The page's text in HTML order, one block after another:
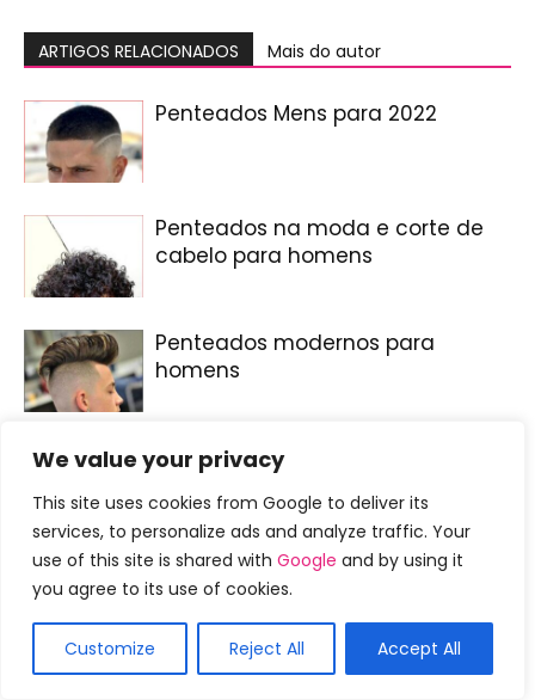
We value your privacy
This site uses cookies from Google to deliver its
services, to personalize ads and analyze traffic. Your
use of this site is shared with Google and by using it
you agree to its use of cookies.
Customize Reject All Accept All
ARTIGOS RELACIONADOS Mais do autor
Penteados Mens para 2022
Penteados na moda e corte de
cabelo para homens
Penteados modernos para
homens
DEIXE UMA RESPOSTA